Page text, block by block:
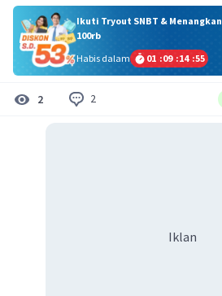
Ikuti Tryout SNBT &
100rb
Habis dalam
01 :09 :14 :54
2 2
Iklan